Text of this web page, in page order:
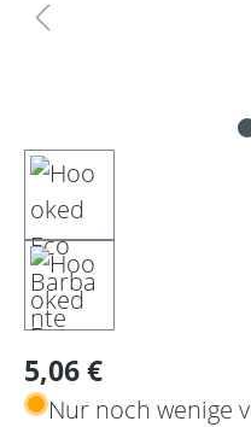
Regulärer Preis:
5,06 €
Nur noch wenige